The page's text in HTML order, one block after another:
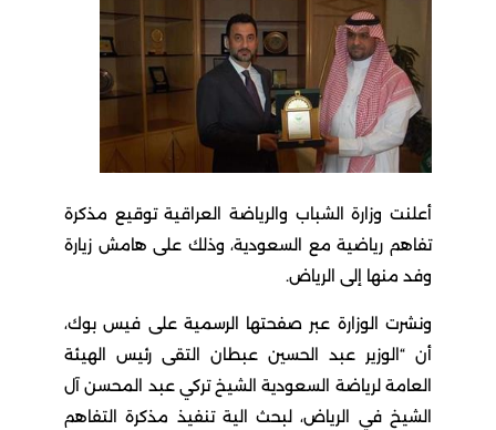
أعلنت وزارة الشباب والرياضة العراقية توقيع مذكرة
تفاهم رياضية مع السعودية، وذلك على هامش زيارة
وفد منها إلى الرياض.
ونشرت الوزارة عبر صفحتها الرسمية على فيس بوك،
أن “الوزير عبد الحسين عبطان التقى رئيس الهيئة
العامة لرياضة السعودية الشيخ تركي عبد المحسن آل
الشيخ في الرياض، لبحث الية تنفيذ مذكرة التفاهم